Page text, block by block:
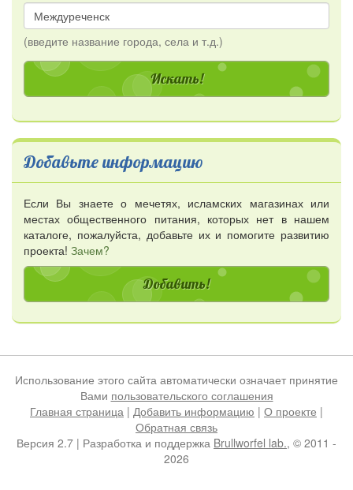
(введите название города, села и т.д.)
Добавьте информацию
Если Вы знаете о мечетях, исламских магазинах или
местах общественного питания, которых нет в нашем
каталоге, пожалуйста, добавьте их и помогите развитию
проекта! Зачем?
Добавить!
Использование этого сайта автоматически означает принятие
Вами пользовательского соглашения
Главная страница | Добавить информацию | О проекте |
Обратная связь
Версия 2.7 | Разработка и поддержка Brullworfel lab., © 2011 -
2026